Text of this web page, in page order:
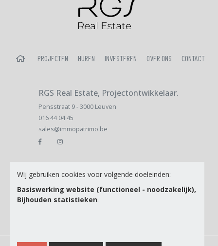
HOME PROJECTEN HUREN INVESTEREN OVER ONS CONTACT
RGS Real Estate, Projectontwikkelaar.
Pensstraat 9 - 3000 Leuven
016 44 04 45
sales@immopatrimo.be
Email
Ik ga akkoord met de
Wij gebruiken cookies voor volgende doeleinden:
Basiswerking website (functioneel - noodzakelijk),
Bijhouden statistieken.